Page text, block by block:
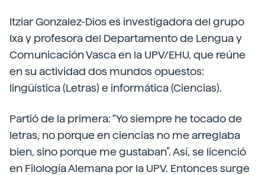
Itziar Gonzalez-Dios es investigadora del grupo
Ixa y profesora del Departamento de Lengua y
Comunicación Vasca en la UPV/EHU, que reúne
en su actividad dos mundos opuestos:
lingüística (Letras) e informática (Ciencias).
Partió de la primera: “Yo siempre he tocado de
letras, no porque en ciencias no me arreglaba
bien, sino porque me gustaban”. Así, se licenció
en Filología Alemana por la UPV. Entonces surge